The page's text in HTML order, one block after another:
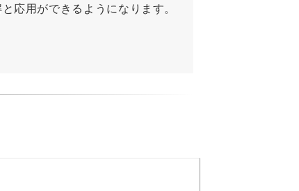
応用ができるようになります。